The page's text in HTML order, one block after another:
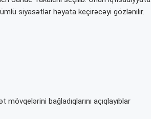
siyasətlər həyata keçirəcəyi gözlənilir.
bağladıqlarını açıqlayıblar